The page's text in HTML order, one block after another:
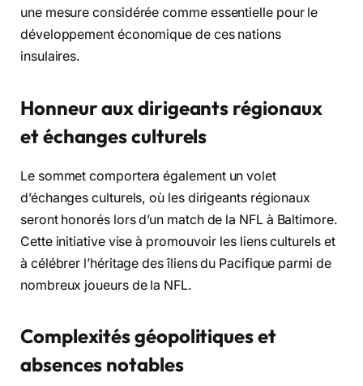
une mesure considérée comme essentielle pour le
développement économique de ces nations
insulaires.
Honneur aux dirigeants régionaux
et échanges culturels
Le sommet comportera également un volet
d’échanges culturels, où les dirigeants régionaux
seront honorés lors d’un match de la NFL à Baltimore.
Cette initiative vise à promouvoir les liens culturels et
à célébrer l’héritage des îliens du Pacifique parmi de
nombreux joueurs de la NFL.
Complexités géopolitiques et
absences notables